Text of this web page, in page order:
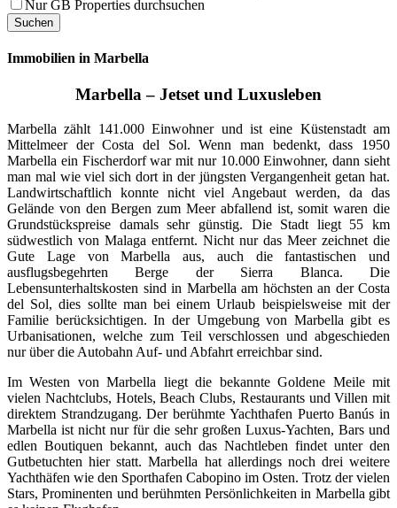
Nur GB Properties durchsuchen
Immobilien in Marbella
Marbella – Jetset und Luxusleben
Marbella zählt 141.000 Einwohner und ist eine Küstenstadt am
Mittelmeer der Costa del Sol. Wenn man bedenkt, dass 1950
Marbella ein Fischerdorf war mit nur 10.000 Einwohner, dann sieht
man mal wie viel sich dort in der jüngsten Vergangenheit getan hat.
Landwirtschaftlich konnte nicht viel Angebaut werden, da das
Gelände von den Bergen zum Meer abfallend ist, somit waren die
Grundstückspreise damals sehr günstig. Die Stadt liegt 55 km
südwestlich von Malaga entfernt. Nicht nur das Meer zeichnet die
Gute Lage von Marbella aus, auch die fantastischen und
ausflugsbegehrten Berge der Sierra Blanca. Die
Lebensunterhaltskosten sind in Marbella am höchsten an der Costa
del Sol, dies sollte man bei einem Urlaub beispielsweise mit der
Familie berücksichtigen. In der Umgebung von Marbella gibt es
Urbanisationen, welche zum Teil verschlossen und abgeschieden
nur über die Autobahn Auf- und Abfahrt erreichbar sind.
Im Westen von Marbella liegt die bekannte Goldene Meile mit
vielen Nachtclubs, Hotels, Beach Clubs, Restaurants und Villen mit
direktem Strandzugang. Der berühmte Yachthafen Puerto Banús in
Marbella ist nicht nur für die sehr großen Luxus-Yachten, Bars und
edlen Boutiquen bekannt, auch das Nachtleben findet unter den
Gutbetuchten hier statt. Marbella hat allerdings noch drei weitere
Yachthäfen wie den Sporthafen Cabopino im Osten. Trotz der vielen
Stars, Prominenten und berühmten Persönlichkeiten in Marbella gibt